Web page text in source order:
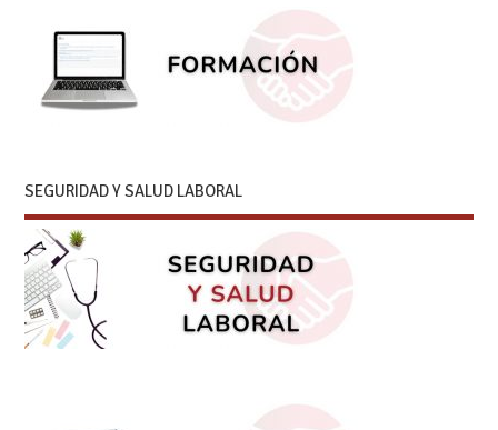
SEGURIDAD Y SALUD LABORAL